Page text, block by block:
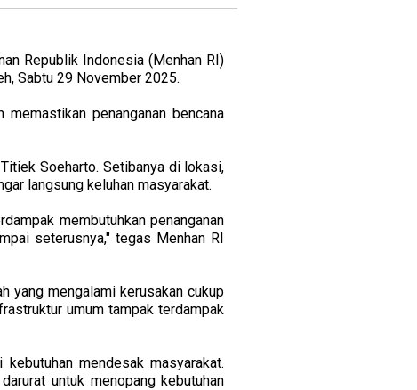
Republik Indonesia (Menhan RI)
Sabtu 29 November 2025.
penanganan bencana
Soeharto. Setibanya di lokasi,
langsung keluhan masyarakat.
membutuhkan penanganan
seterusnya," tegas Menhan RI
yang mengalami kerusakan cukup
umum tampak terdampak
mendesak masyarakat.
untuk menopang kebutuhan